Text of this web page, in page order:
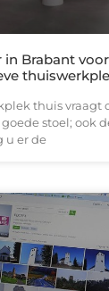
in Brabant
thuis vraagt
stoel; ook
u er de